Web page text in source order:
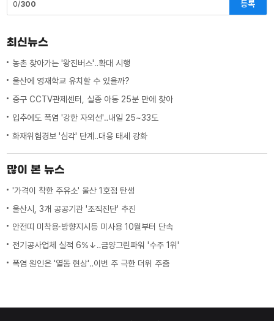
0/300 등록
최신뉴스
농촌 찾아가는 '왕진버스'‥확대 시행
울산에 영재학교 유치할 수 있을까?
중구 CCTV관제센터, 실종 아동 25분 만에 찾아
입추에도 폭염 '강한 자외선'‥내일 25~33도
화재위험경보 '심각' 단계‥대응 태세 강화
많이 본 뉴스
'가격이 착한 주유소' 울산 1호점 탄생
울산시, 3개 공공기관 '조직진단' 추진
안전띠 미착용·방향지시등 미사용 10월부터 단속
전기공사업체 실적 6%↓‥금양그린파워 '수주 1위'
폭염 원인은 '열돔 현상'‥이번 주 극한 더위 주춤